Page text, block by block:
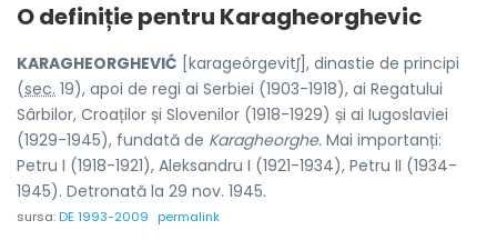
O definiție pentru Karagheorghevic
KARAGHEORGHEVIĆ [karageórgevitʃ], dinastie de principi
(sec. 19), apoi de regi ai Serbiei (1903-1918), ai Regatului
Sârbilor, Croaților și Slovenilor (1918-1929) și ai Iugoslaviei
(1929-1945), fundată de Karagheorghe. Mai importanți:
Petru I (1918-1921), Aleksandru I (1921-1934), Petru II (1934-
1945). Detronată la 29 nov. 1945.
sursa:DE 1993-2009 permalink